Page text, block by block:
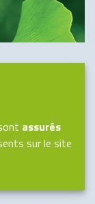
assurés
sur le site